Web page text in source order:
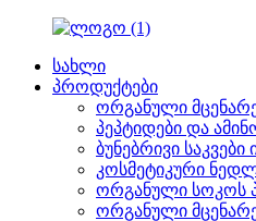
სახლი
პროდუქტები
ორგანული
პეპტიდები და
ბუნებრივი
კოსმეტიკური
ორგანული სოკოს
ორგანული